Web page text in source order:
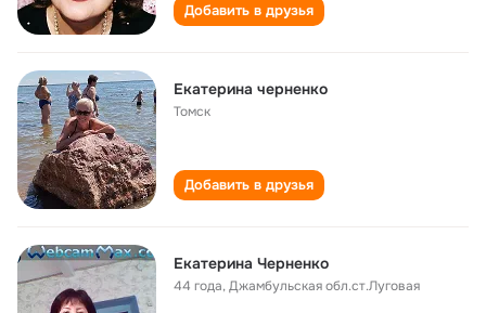
Добавить в друзья
Екатерина черненко
Томск
Добавить в друзья
Екатерина Черненко
44 года,Джамбульская обл.ст.Луговая